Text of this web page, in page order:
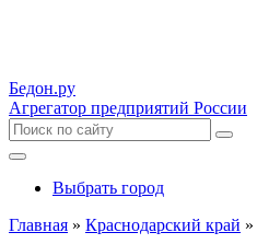
Бедон.ру
Агрегатор предприятий России
Выбрать город
Главная » Краснодарский край »